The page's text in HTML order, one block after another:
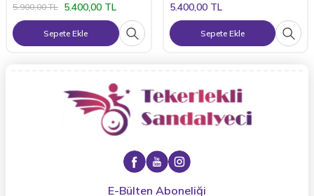
5.900,00TL 5.400,00 TL
Sepete Ekle
5.400,00TL
Sepete Ekle
E-Bülten Aboneliği